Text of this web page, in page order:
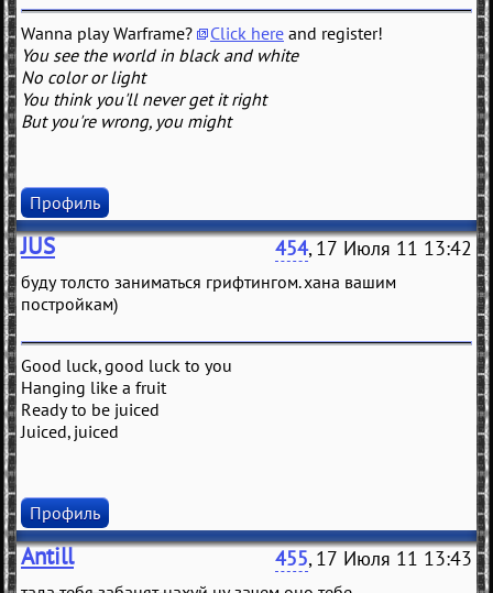
Wanna play Warframe? Click here and register!
You see the world in black and white
No color or light
You think you'll never get it right
But you're wrong, you might
Профиль
JUS 454, 17 Июля 11 13:42
буду толсто заниматься грифтингом. хана вашим
постройкам)
Good luck, good luck to you
Hanging like a fruit
Ready to be juiced
Juiced, juiced
Профиль
Antill 455, 17 Июля 11 13:43